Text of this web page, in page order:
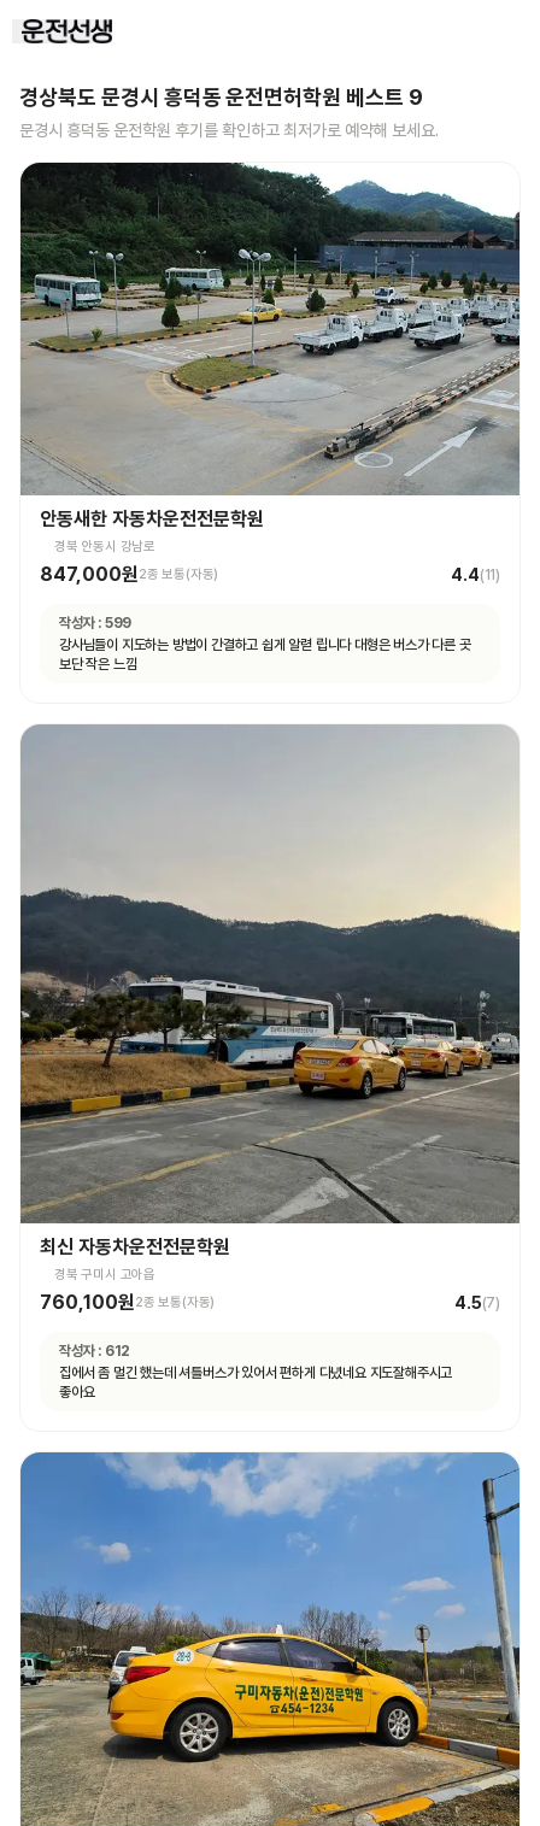
경상북도 문경시 흥덕동운전면허학원 베스트 9
문경시 흥덕동 운전학원 후기를 확인하고 최저가로 예약해 보세요.
안동새한 자동차운전전문학원
경북 안동시 강남로
847,000원2종 보통(자동) 4.4(11)
작성자 : 599
강사님들이 지도하는 방법이 간결하고 쉽게 알렫 립니다 대형은 버스가 다른 곳
보단 작은 느낌
최신 자동차운전전문학원
경북 구미시 고아읍
760,100원2종 보통(자동) 4.5(7)
작성자 : 612
집에서 좀 멀긴 했는데 셔틀버스가 있어서 편하게 다녔네요 지도잘해주시고
좋아요